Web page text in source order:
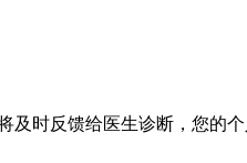
及时反馈给医生诊断，您的